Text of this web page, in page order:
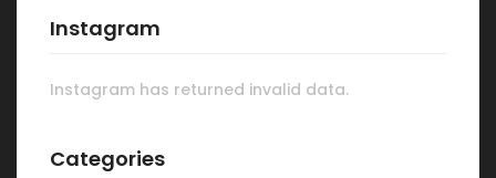
Instagram
Instagram has returned invalid data.
Categories